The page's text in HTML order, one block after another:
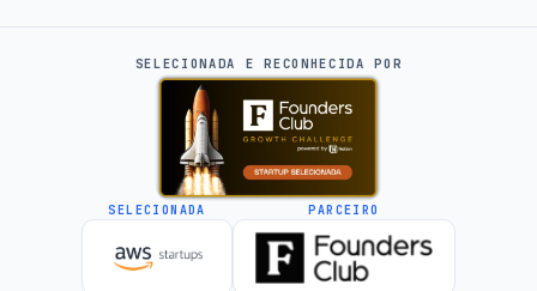
SELECIONADA E RECONHECIDA POR
SELECIONADA PARCEIRO